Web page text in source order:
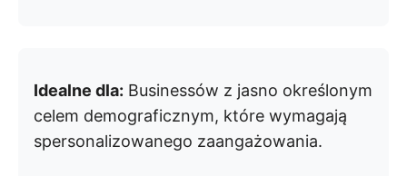
Idealne dla: Businessów z jasno określonym
celem demograficznym, które wymagają
spersonalizowanego zaangażowania.